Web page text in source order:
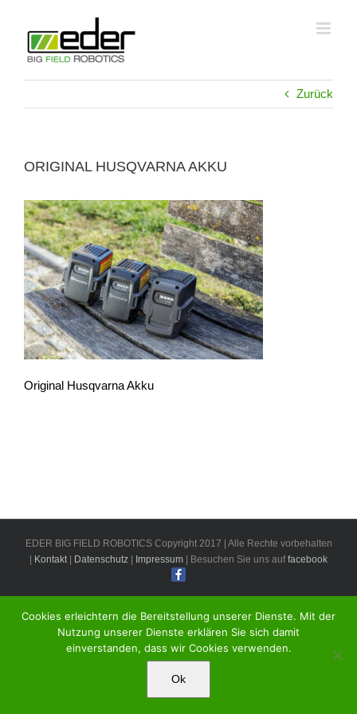
springen
Zurück
ORIGINAL HUSQVARNA AKKU
Original Husqvarna Akku
EDER BIG FIELD ROBOTICS Copyright 2017 | Alle Rechte vorbehalten
Kontakt| Datenschutz Impressum | Besuchen Sie uns auffacebook
Cookies erleichtern die Bereitstellung unserer Dienste. Mit der
Nutzung unserer Dienste erklären Sie sich damit
einverstanden, dass wir Cookies verwenden.
Ok